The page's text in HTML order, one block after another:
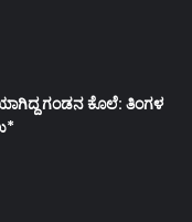
ಗಂಡನ ಕೊಲೆ: ತಿಂಗಳ